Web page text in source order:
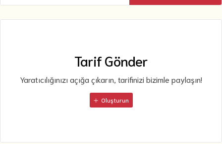
Tarif Gönder
Yaratıcılığınızı açığa çıkarın, tarifinizi bizimle paylaşın!
Oluşturun